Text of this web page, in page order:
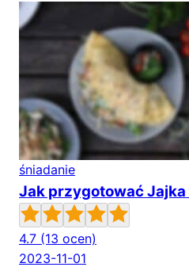
śniadanie
Jak przygotować
4.7 (13 ocen)
2023-11-01